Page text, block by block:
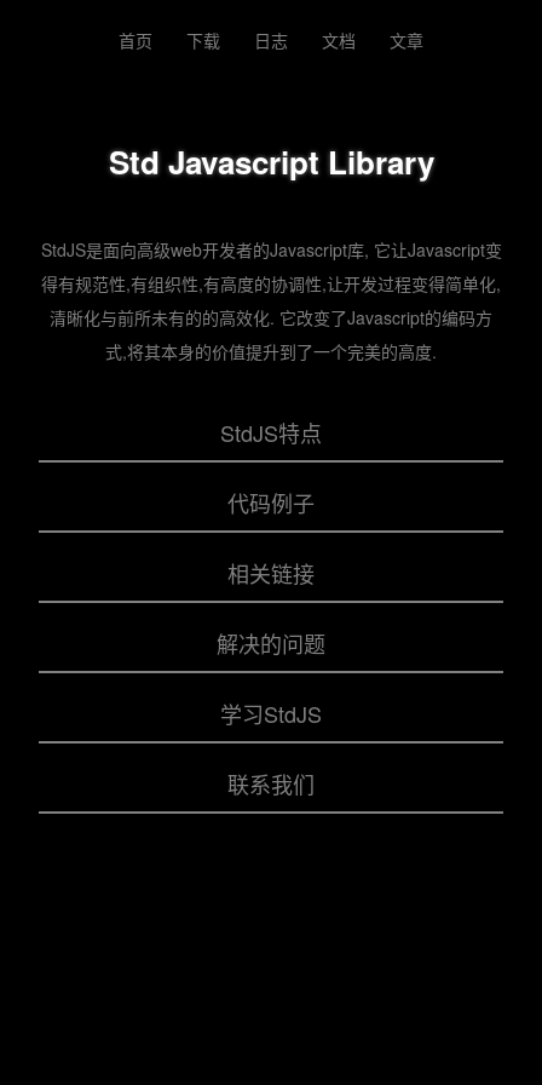
首页 下载 日志 文档 文章
Std Javascript Library
StdJS是面向高级web开发者的Javascript库, 它让Javascript变
得有规范性,有组织性,有高度的协调性,让开发过程变得简单化,
清晰化与前所未有的的高效化. 它改变了Javascript的编码方
式,将其本身的价值提升到了一个完美的高度.
StdJS特点
代码例子
相关链接
解决的问题
学习StdJS
联系我们